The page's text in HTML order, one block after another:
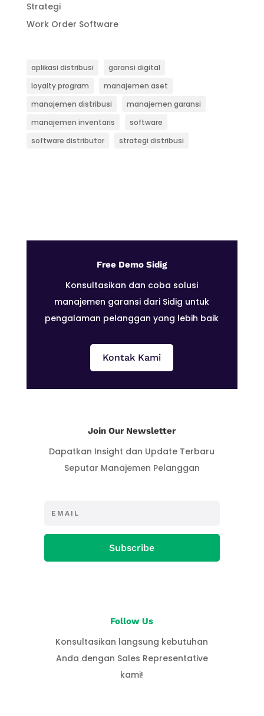
Strategi
Work Order Software
aplikasi distribusi
garansi digital
loyalty program
manajemen aset
manajemen distribusi
manajemen garansi
manajemen inventaris
software
software distributor
strategi distribusi
Free Demo Sidig
Konsultasikan dan coba solusi
manajemen garansi dari Sidig untuk
pengalaman pelanggan yang lebih baik
Kontak Kami
Join Our Newsletter
Dapatkan Insight dan Update Terbaru
Seputar Manajemen Pelanggan
Subscribe
Follow Us
Konsultasikan langsung kebutuhan
Anda dengan Sales Representative
kami!